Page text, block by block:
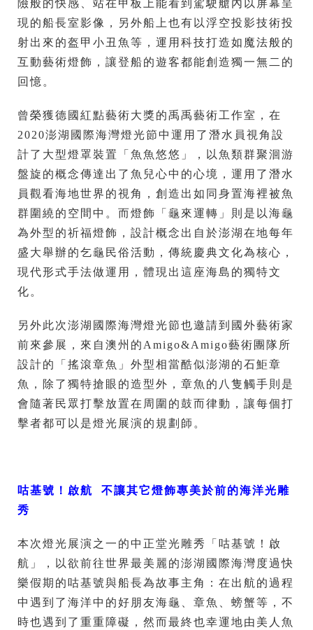
險般的快感、站在甲板上能看到駕駛艙內以屏幕呈
現的船長室影像，另外船上也有以浮空投影技術投
射出來的盔甲小丑魚等，運用科技打造如魔法般的
互動藝術燈飾，讓登船的遊客都能創造獨一無二的
回憶。
曾榮獲德國紅點藝術大獎的禹禹藝術工作室，在
2020澎湖國際海灣燈光節中運用了潛水員視角設
計了大型燈罩裝置「魚魚悠悠」，以魚類群聚洄游
盤旋的概念傳達出了魚兒心中的心境，運用了潛水
員觀看海地世界的視角，創造出如同身置海裡被魚
群圍繞的空間中。而燈飾「龜來運轉」則是以海龜
為外型的祈福燈飾，設計概念出自於澎湖在地每年
盛大舉辦的乞龜民俗活動，傳統慶典文化為核心，
現代形式手法做運用，體現出這座海島的獨特文
化。
另外此次澎湖國際海灣燈光節也邀請到國外藝術家
前來參展，來自澳州的Amigo&Amigo藝術團隊所
設計的「搖滾章魚」外型相當酷似澎湖的石鮔章
魚，除了獨特搶眼的造型外，章魚的八隻觸手則是
會隨著民眾打擊放置在周圍的鼓而律動，讓每個打
擊者都可以是燈光展演的規劃師。
咕基號！啟航 不讓其它燈飾專美於前的海洋光雕
秀
本次燈光展演之一的中正堂光雕秀「咕基號！啟
航」，以欲前往世界最美麗的澎湖國際海灣度過快
樂假期的咕基號與船長為故事主角：在出航的過程
中遇到了海洋中的好朋友海龜、章魚、螃蟹等，不
時也遇到了重重障礙，然而最終也幸運地由美人魚